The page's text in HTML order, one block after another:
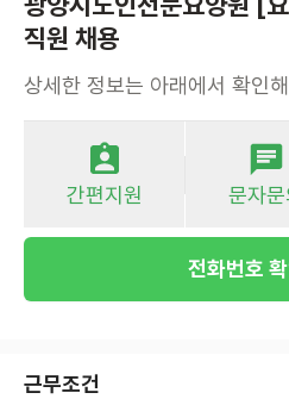
직원 채용
상세한 정보는 아래에서 확인
간편지원 문자문
전화번호 확
근무조건